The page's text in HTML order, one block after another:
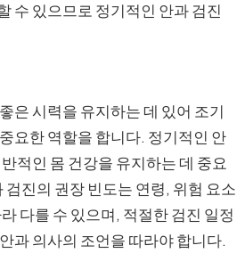
수 있으므로 정기적인 안과 검진
은 시력을 유지하는 데 있어 조기
요한 역할을 합니다. 정기적인 안
적인 몸 건강을 유지하는 데 중요
검진의 권장 빈도는 연령, 위험 요소
다를 수 있으며, 적절한 검진 일정
과 의사의 조언을 따라야 합니다.